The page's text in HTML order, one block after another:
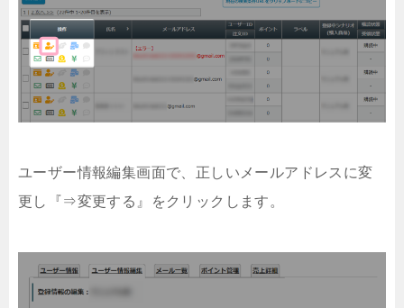
ユーザー情報編集画面で、正しいメールアドレスに変
更し『⇒変更する』をクリックします。